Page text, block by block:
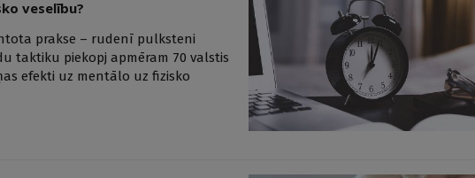
veselību?
prakse – rudenī pulksteni
taktiku piekopj apmēram 70 valstis
efekti uz mentālo uz fizisko